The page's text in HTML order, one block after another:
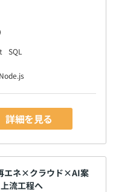
SQL
Node.js
詳細を見る
エネ×クラウド×AI案
流工程へ